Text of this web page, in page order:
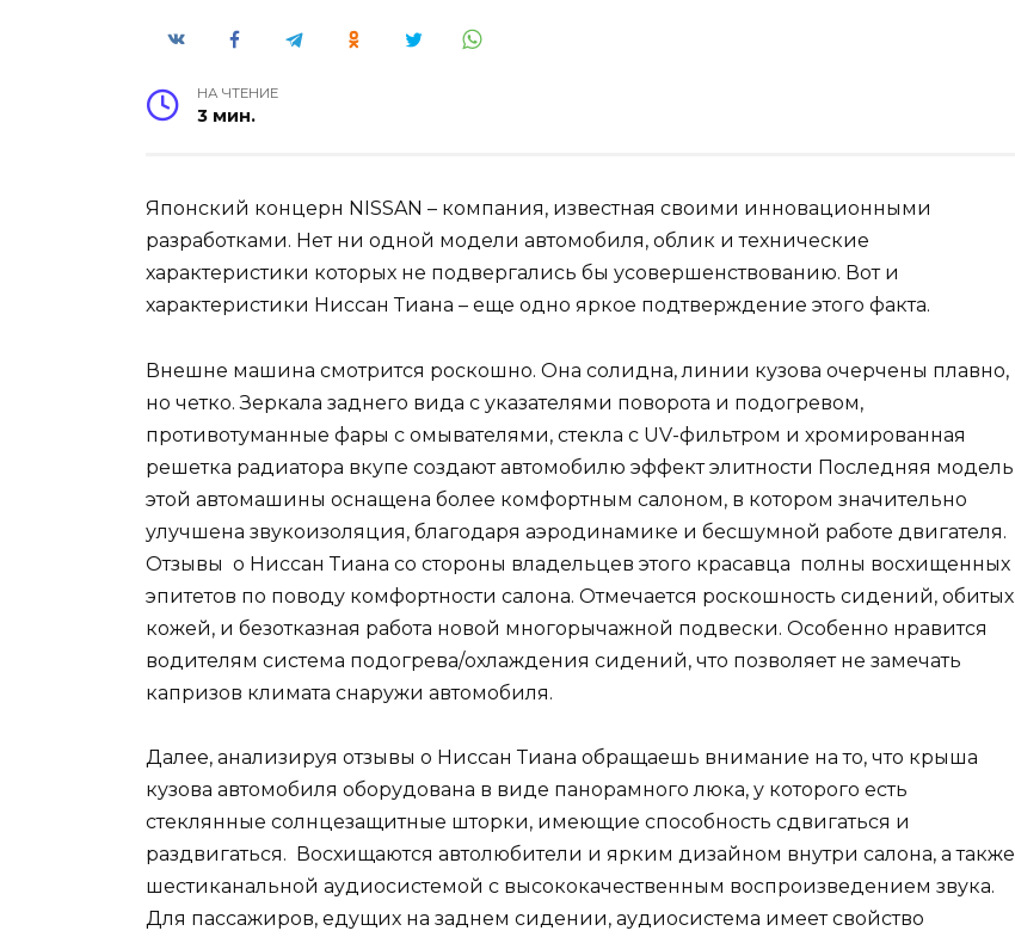
НА ЧТЕНИЕ
3 мин.
Японский концерн NISSAN – компания, известная своими инновационными
разработками. Нет ни одной модели автомобиля, облик и технические
характеристики которых не подвергались бы усовершенствованию. Вот и
характеристики Ниссан Тиана – еще одно яркое подтверждение этого факта.
Внешне машина смотрится роскошно. Она солидна, линии кузова очерчены плавно,
но четко. Зеркала заднего вида с указателями поворота и подогревом,
противотуманные фары с омывателями, стекла с UV-фильтром и хромированная
решетка радиатора вкупе создают автомобилю эффект элитности Последняя модель
этой автомашины оснащена более комфортным салоном, в котором значительно
улучшена звукоизоляция, благодаря аэродинамике и бесшумной работе двигателя.
Отзывы о Ниссан Тиана со стороны владельцев этого красавца полны восхищенных
эпитетов по поводу комфортности салона. Отмечается роскошность сидений, обитых
кожей, и безотказная работа новой многорычажной подвески. Особенно нравится
водителям система подогрева/охлаждения сидений, что позволяет не замечать
капризов климата снаружи автомобиля.
Далее, анализируя отзывы о Ниссан Тиана обращаешь внимание на то, что крыша
кузова автомобиля оборудована в виде панорамного люка, у которого есть
стеклянные солнцезащитные шторки, имеющие способность сдвигаться и
раздвигаться. Восхищаются автолюбители и ярким дизайном внутри салона, а также
шестиканальной аудиосистемой с высококачественным воспроизведением звука.
Для пассажиров, едущих на заднем сидении, аудиосистема имеет свойство